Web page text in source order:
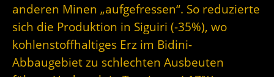
anderen Minen „aufgefressen“. So reduzierte
sich die Produktion in Siguiri (-35%), wo
kohlenstoffhaltiges Erz im Bidini-
Abbaugebiet zu schlechten Ausbeuten